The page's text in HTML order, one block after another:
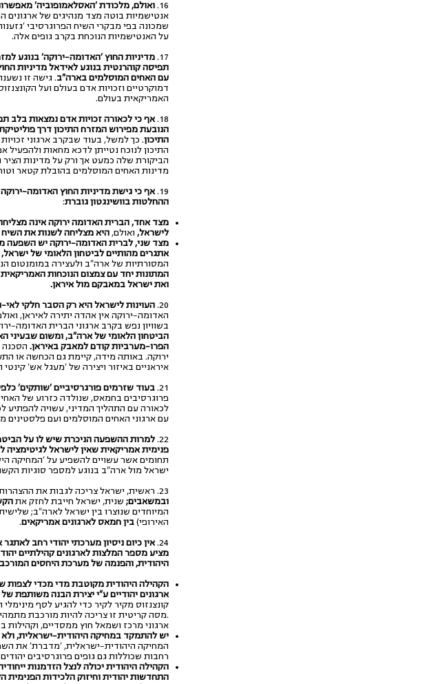
16. ואולם, מלכודת 'האסלאמופוביה'
אנטישמיות בוטה מצד מנהיגים של ארגונים
שמכונה בפי מבקרי השיח הפרוגרסיבי
על האנטישמיות הנוכחת בקרב גופים אלה.
17. מדיניות החוץ 'האדומה-ירוקה' בנוגע
תפיסה קוהרנטית בנוגע לאידאל מדיניות
עם האחים המוסלמים בארה"ב. גישה זו
דמוקרטיים וזכויות אדם בעולם ועל
האמריקאית בעולם.
18. אף כי לכאורה זכויות אדם נמצאות בלב
הנובעת מפירוש המזרח התיכון דרך
התיכון. כך למשל, בעוד שבקרב ארגוני
התיכון לנוכח נטייתן לדכא מחאות
הביקורת שלה כמעט אך ורק על מדינות הציר
מדינות האחים המוסלמים בהובלת קטאר
19. אף כי גישת מדיניות החוץ האדומה-
ההחלטות בוושינגטון גוברת:
מצד אחד, הברית האדומה ירוקה אינה
לישראל, ואולם,היא מצליחה לשנות את
מצד שני, לברית האדומה-ירוקה יש השפעה
אתגרים מהותיים לביטחון הלאומי של ישראל,
המסורתיות של ארה"ב ולעצירה במומנטום
המתונות יחד עם צמצום הנוכחות
ואת ישראל במאבקם מול איראן.
20. העוינות לישראל היא רק הסבר חלקי
האדומה-ירוקה אין אהדה יתירה לאיראן,
בשוויון נפש בקרב ארגוני הברית האדומה-
הביטחון הלאומי של ארה"ב, ומשום שבעיני
הפרו-מערביות קודם למאבק באיראן. הסכנה
ירוקה. באותה מידה, קיימת גם הכחשה או
איראניים באיזור ויצירה של 'מעגל אש' קינטי
21. בעוד שזרמים פורגרסיביים 'שותקים'
פרוגרסיבים בחמאס, שנולדה כזרוע של
לכאורה עם התהליך המדיני, עשויה להפתיע
עם ארגוני האחים המוסלמים ועם פלסטינים
22. למרות ההשפעה הניכרת שיש לו על
פנימית אמריקאית שאין לישראל
תחומים אשר עשויים להשפיע על 'המחיקה
ישראל מול ארה"ב בנוגע למספר סוגיות
23. ראשית, ישראל צריכה לגבות את ההצהרות בדבר שיקום
ובמשאבים; שנית, ישראל חייבת לחזק את
המיוחדים שנוצרו בין ישראל לארה"ב;
האירופי)בין חמאס לארגונים אמריקאים.
24. אין כיום ניסיון מערכתי יהודי רחב
מציע מספר המלצות לארגונים קהילתיים
היהודית, והפנמה של מערכת היחסים
הקהילה היהודית מקוטבת מדי מכדי לצפות
ארגונים יהודיים ע"י יצירת הבנה משותפת
קונצנזוס מקיר לקיר כדי להגיע לסף
.מסה קריטית זו צריכה להיות מורכבת
ארגוני מרכז ושמאל חוץ ממסדיים, וקהילות
יש להתמקד במחיקה היהודית-ישראלית,
המחיקה היהודית-ישראלית, 'מדברת' את השפה
רחבות שכוללות גם גופים פרוגרסיבים
הקהילה היהודית יכולה לנצל הזדמנות
התחדשות יהודית וחיזוק הלכידות